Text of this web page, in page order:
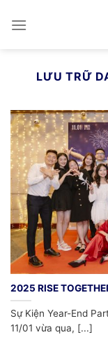
qua
LƯU TRỮ
2025 RISE
Sự Kiện Year-End
11/01 vừa qua, [...]